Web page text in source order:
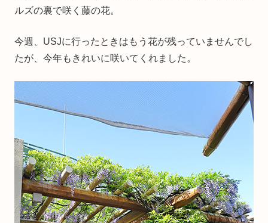
ルズの裏で咲く藤の花。
今週、USJに行ったときはもう花が残っていませんでし
たが、今年もきれいに咲いてくれました。